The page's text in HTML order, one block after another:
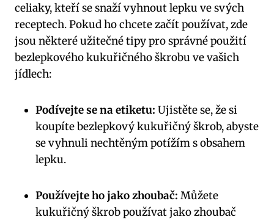
celiaky, kteří se snaží vyhnout lepku ve svých
receptech. Pokud ho chcete začít používat, zde
jsou některé užitečné tipy pro správné použití
bezlepkového kukuřičného škrobu ve vašich
jídlech:
Podívejte se na etiketu: Ujistěte se, že si
koupíte bezlepkový kukuřičný škrob, abyste
se vyhnuli nechtěným potížím s obsahem
lepku.
Používejte ho jako zhoubač: Můžete
kukuřičný škrob používat jako zhoubač